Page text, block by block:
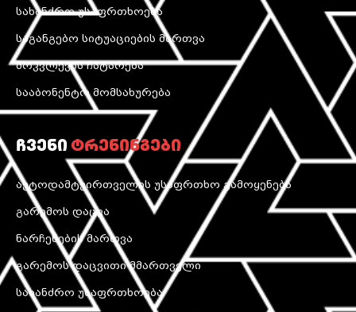
სახანძრო უსაფრთხოება
საგანგებო სიტუაციების მართვა
მოკვლევის ჩატარება
სააბონენტო მომსახურება
ჩვენი ტრენინგები
ავტოდამტვირთველის უსაფრთხო გამოყენება
გარემოს დაცვა
ნარჩენების მართვა
გარემოს დაცვითი მმართველი
სახანძრო უსაფრთხოება